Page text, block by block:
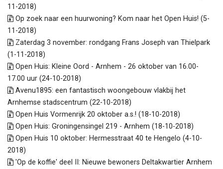
11-2018)
Op zoek naar een huurwoning? Kom naar het Open Huis! (5-
11-2018)
Zaterdag 3 november: rondgang Frans Joseph van Thielpark
(1-11-2018)
Open Huis: Kleine Oord - Arnhem - 26 oktober van 16.00-
17.00 uur (24-10-2018)
Avenu1895: een fantastisch woongebouw vlakbij het
Arnhemse stadscentrum (22-10-2018)
Open Huis Vormenrijk 20 oktober a.s.! (18-10-2018)
Open Huis: Groningensingel 219 - Arnhem (18-10-2018)
Open Huis 10 oktober: Hermesstraat 40 te Hengelo (4-10-
2018)
'Op de koffie' deel II: Nieuwe bewoners Deltakwartier Arnhem